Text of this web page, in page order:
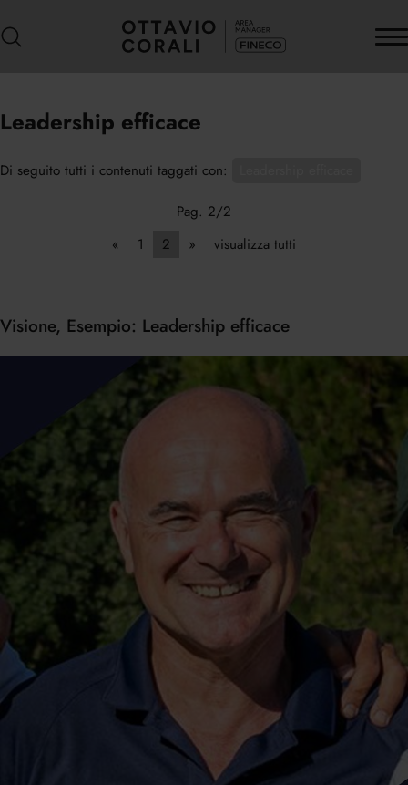
Leadership efficace
Di seguito tutti i contenuti taggati con:
Pag. 2/2
«
1 2 » visualizza tutti
Visione, Esempio: Leadership efficace